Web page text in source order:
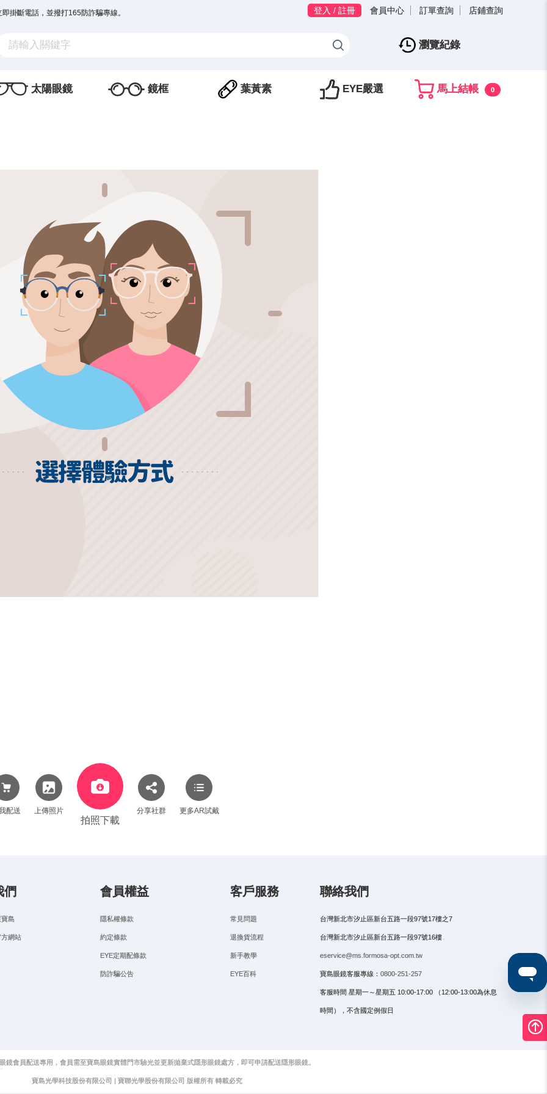
掛斷電話，並撥打165防詐騙專線。 登入 / 註冊 會員中心 訂單查詢 店鋪查詢
瀏覽紀錄
太陽眼鏡 鏡框 葉黃素 EYE嚴選 馬上結帳 0
配送 上傳照片
拍照下載
分享社群 更多AR試戴
們
島
網站
會員權益
隱私權條款
約定條款
EYE定期配條款
防詐騙公告
客戶服務
常見問題
退換貨流程
新手教學
EYE百科
聯絡我們
台灣新北市汐止區新台五路一段97號17樓之7
台灣新北市汐止區新台五路一段97號16樓
eservice@ms.formosa-opt.com.tw
寶島眼鏡客服專線： 0800-251-257
客服時間 星期一～星期五 10:00-17:00 （12:00-13:00為休息
時間），不含國定例假日
鏡會員配送專用，會員需至寶島眼鏡實體門市驗光並更新拋棄式隱形眼鏡處方，即可申請配送隱形眼鏡。
寶島光學科技股份有限公司 | 寶聯光學股份有限公司 版權所有 轉載必究